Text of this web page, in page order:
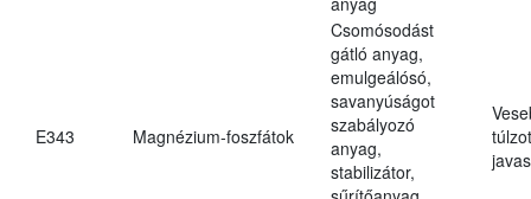
E343 Magnézium-foszfátok
Csomósodást
gátló anyag,
emulgeálósó,
savanyúságot
szabályozó
anyag,
stabilizátor,